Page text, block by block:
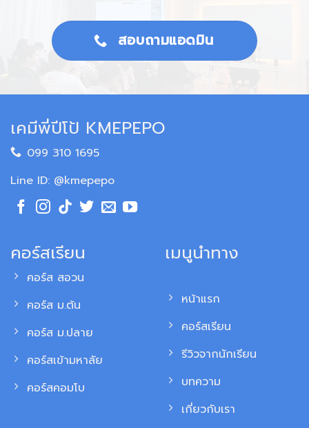
สอบถามแอดมิน
เคมีพี่ปีโป้ KMEPEPO
099 310 1695
Line ID: @kmepepo
คอร์สเรียน
คอร์ส สอวน
คอร์ส ม.ต้น
คอร์ส ม.ปลาย
คอร์สเข้ามหาลัย
คอร์สคอมโบ
เมนูนำทาง
หน้าแรก
คอร์สเรียน
รีวิวจากนักเรียน
บทความ
เกี่ยวกับเรา